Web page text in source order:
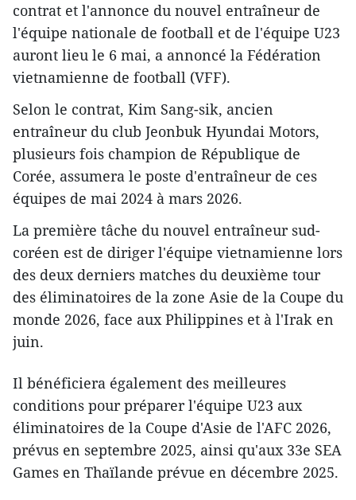
contrat et l'annonce du nouvel entraîneur de
l'équipe nationale de football et de l'équipe U23
auront lieu le 6 mai, a annoncé la Fédération
vietnamienne de football (VFF).
Selon le contrat, Kim Sang-sik, ancien
entraîneur du club Jeonbuk Hyundai Motors,
plusieurs fois champion de République de
Corée, assumera le poste d'entraîneur de ces
équipes de mai 2024 à mars 2026.
La première tâche du nouvel entraîneur sud-
coréen est de diriger l'équipe vietnamienne lors
des deux derniers matches du deuxième tour
des éliminatoires de la zone Asie de la Coupe du
monde 2026, face aux Philippines et à l'Irak en
juin.
Il bénéficiera également des meilleures
conditions pour préparer l'équipe U23 aux
éliminatoires de la Coupe d'Asie de l'AFC 2026,
prévus en septembre 2025, ainsi qu'aux 33e SEA
Games en Thaïlande prévue en décembre 2025.